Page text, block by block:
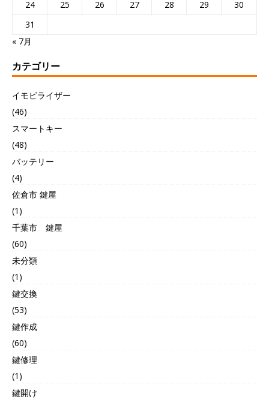
24 25 26 27 28 29
30
31
« 7月
カテゴリー
イモビライザー
(46)
スマートキー
(48)
バッテリー
(4)
佐倉市 鍵屋
(1)
千葉市 鍵屋
(60)
未分類
(1)
鍵交換
(53)
鍵作成
(60)
鍵修理
(1)
鍵開け